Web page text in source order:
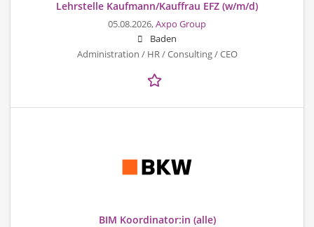
Lehrstelle Kaufmann/Kauffrau EFZ (w/m/d)
05.08.2026,Axpo Group
Baden
Administration / HR / Consulting / CEO
BIM Koordinator:in (alle)